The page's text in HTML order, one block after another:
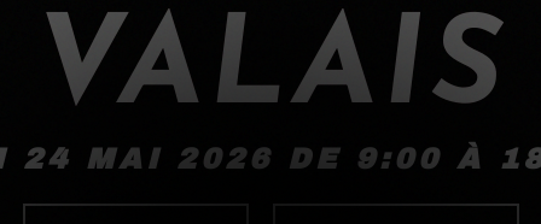
VALAIS
24 MAI 2026 DE 9:00 À